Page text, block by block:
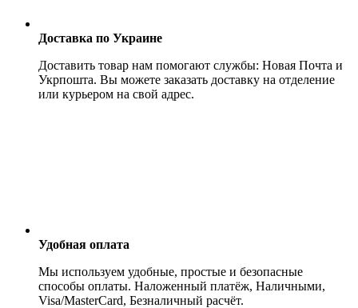
Доставка по Украине
Доставить товар нам помогают службы: Новая Почта и
Укрпошта. Вы можете заказать доставку на отделение
или курьером на свой адрес.
Удобная оплата
Мы используем удобные, простые и безопасные
способы оплаты. Наложенный платёж, Наличными,
Visa/MasterCard, Безналичный расчёт.